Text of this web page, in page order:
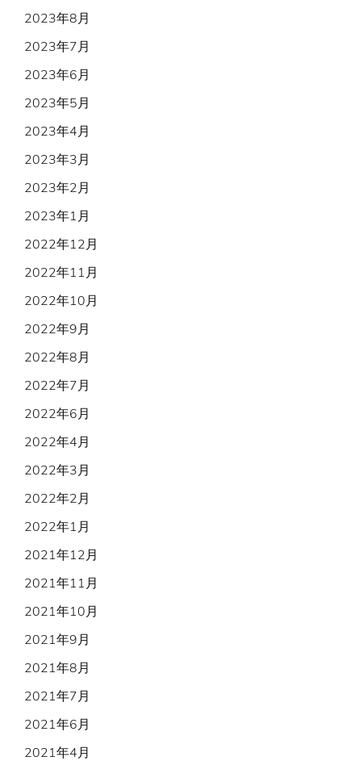
2023年8月
2023年7月
2023年6月
2023年5月
2023年4月
2023年3月
2023年2月
2023年1月
2022年12月
2022年11月
2022年10月
2022年9月
2022年8月
2022年7月
2022年6月
2022年4月
2022年3月
2022年2月
2022年1月
2021年12月
2021年11月
2021年10月
2021年9月
2021年8月
2021年7月
2021年6月
2021年4月